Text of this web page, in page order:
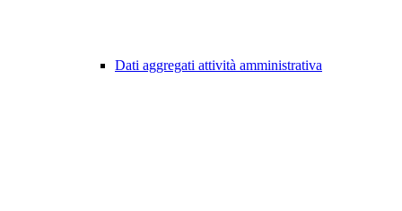
Dati aggregati attività amministrativa